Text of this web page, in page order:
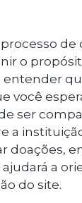
de
o
entender
você
ser
a
doações,
a
do site.